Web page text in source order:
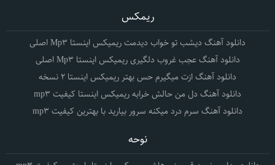
ریمکس
دانلود آهنگ دیشب تو خواب دیدمت ریمیکس اینستا Mp3 اصلی
دانلود آهنگ عجب غروب دلگیری ریمیکس اینستا Mp3 اصلی
دانلود آهنگ ازت میگیرم حس بهتر ریمیکس اینستا 2 نسخه
دانلود آهنگ دل من حالش خرابه ریمیکس اینستا کیفیت mp3
دانلود آهنگ سرم درد میکنه سرور بیارید با بهترین کیفیت mp3
نوحه